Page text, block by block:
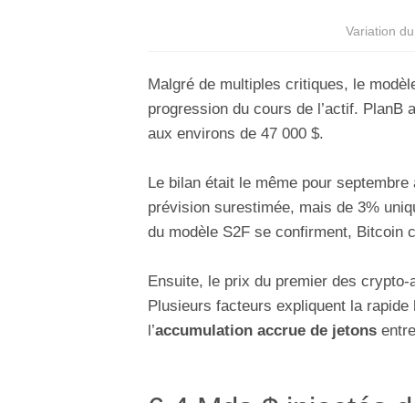
Variation
Malgré de multiples critiques, le
progression du cours de l’actif.
aux environs de 47 000 $.
Le bilan était le même pour
prévision surestimée, mais de 3%
du modèle S2F se confirment, Bitcoin
Ensuite, le prix du premier des crypto-
Plusieurs facteurs expliquent la
l’accumulation accrue de jetons